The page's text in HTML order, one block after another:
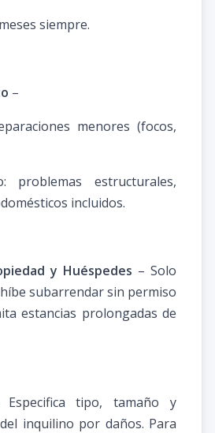
siempre.
–
menores (focos,
problemas estructurales,
incluidos.
y Huéspedes – Solo
subarrendar sin permiso
estancias prolongadas de
tipo, tamaño y
inquilino por daños. Para